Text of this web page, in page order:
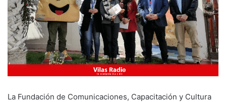
La Fundación de Comunicaciones, Capacitación y Cultura